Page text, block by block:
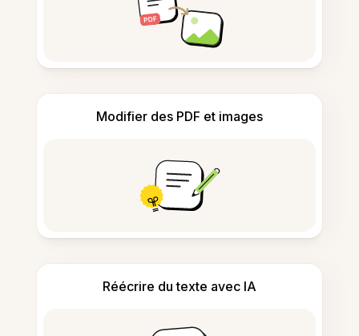
Modifier des PDF et images
Réécrire du texte avec IA